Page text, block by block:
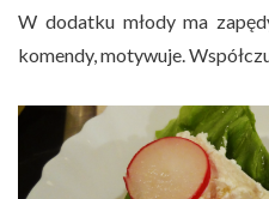
W dodatku młody ma
komendy, motywuje.